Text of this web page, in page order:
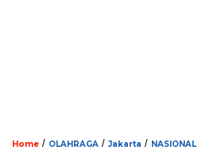
Home / OLAHRAGA / Jakarta / NASIONAL